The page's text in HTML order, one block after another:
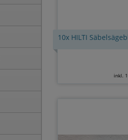
10x HILTI
inkl.